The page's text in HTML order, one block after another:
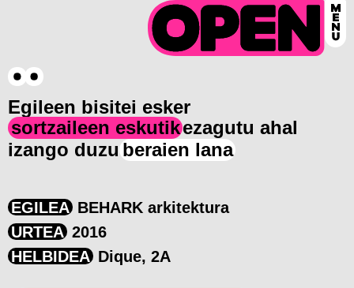
Egileen bisitei esker
sortzaileen eskutikezagutu ahal
izango duzu beraien lana
EGILEA BEHARK arkitektura
URTEA 2016
HELBIDEA Dique, 2A